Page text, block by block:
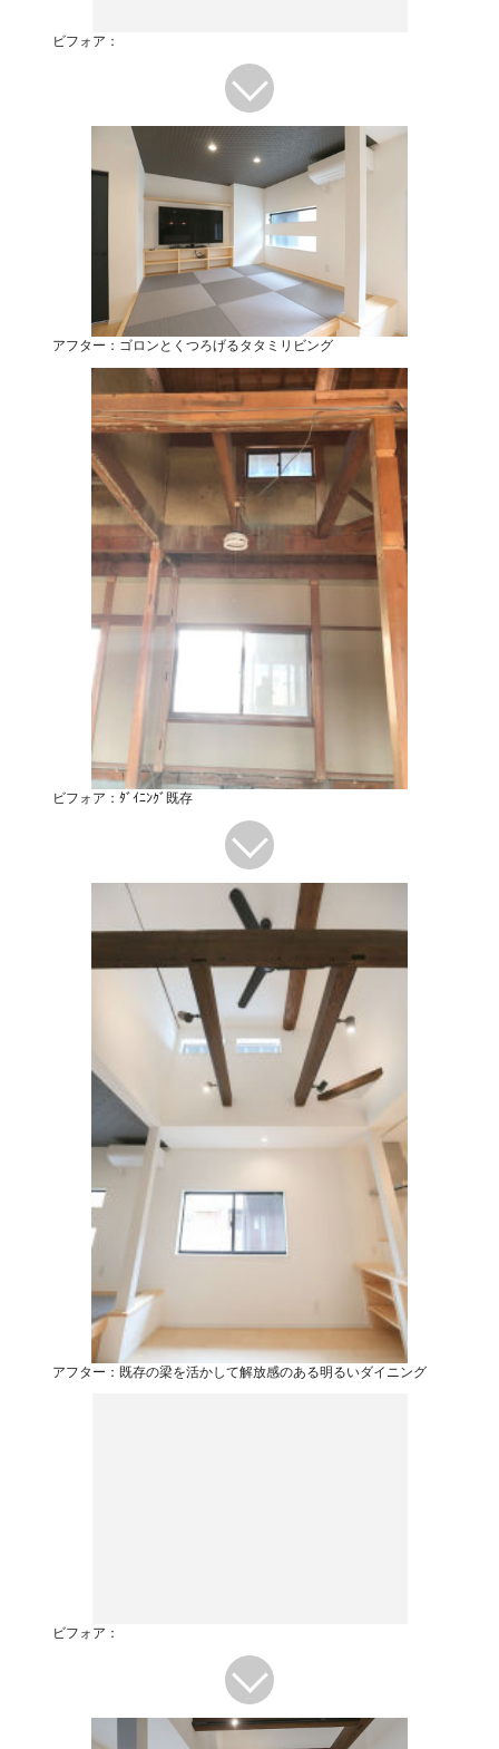
ビフォア：
アフター：ゴロンとくつろげるタタミリビング
ビフォア：ﾀﾞｲﾆﾝｸﾞ既存
アフター：既存の梁を活かして解放感のある明るいダイニング
ビフォア：